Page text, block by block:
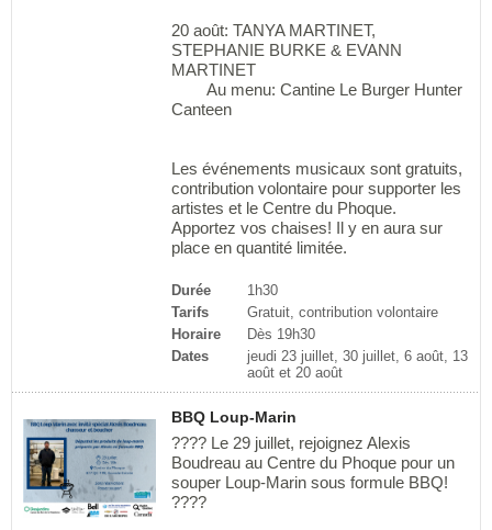
20 août: TANYA MARTINET,
STEPHANIE BURKE & EVANN
MARTINET
Au menu: Cantine Le Burger Hunter
Canteen
Les événements musicaux sont gratuits,
contribution volontaire pour supporter les
artistes et le Centre du Phoque.
Apportez vos chaises! Il y en aura sur
place en quantité limitée.
Durée
1h30
Tarifs
Gratuit, contribution volontaire
Horaire
Dès 19h30
Dates
jeudi 23 juillet, 30 juillet, 6 août, 13
août et 20 août
BBQ Loup-Marin
???? Le 29 juillet, rejoignez Alexis
Boudreau au Centre du Phoque pour un
souper Loup-Marin sous formule BBQ!
????